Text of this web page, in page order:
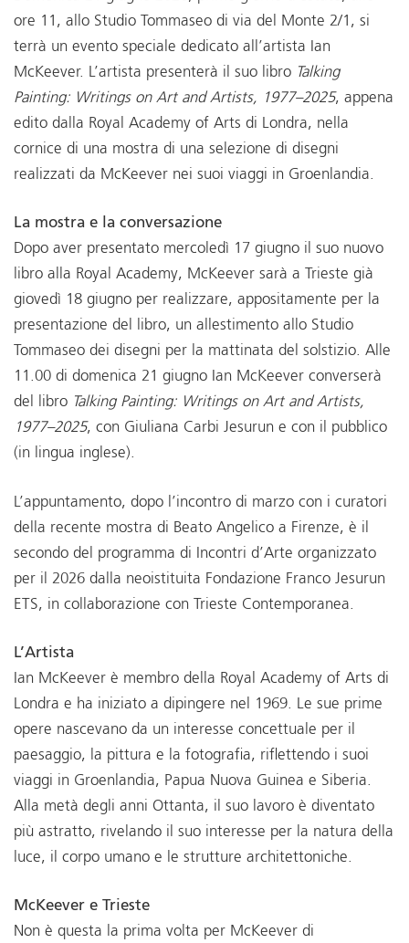
ore 11, allo Studio Tommaseo di via del Monte 2/1, si
terrà un evento speciale dedicato all’artista Ian
McKeever. L’artista presenterà il suo libro Talking
Painting: Writings on Art and Artists, 1977–2025, appena
edito dalla Royal Academy of Arts di Londra, nella
cornice di una mostra di una selezione di disegni
realizzati da McKeever nei suoi viaggi in Groenlandia.
La mostra e la conversazione
Dopo aver presentato mercoledì 17 giugno il suo nuovo
libro alla Royal Academy, McKeever sarà a Trieste già
giovedì 18 giugno per realizzare, appositamente per la
presentazione del libro, un allestimento allo Studio
Tommaseo dei disegni per la mattinata del solstizio. Alle
11.00 di domenica 21 giugno Ian McKeever converserà
del libro Talking Painting: Writings on Art and Artists,
1977–2025, con Giuliana Carbi Jesurun e con il pubblico
(in lingua inglese).
L’appuntamento, dopo l’incontro di marzo con i curatori
della recente mostra di Beato Angelico a Firenze, è il
secondo del programma di Incontri d’Arte organizzato
per il 2026 dalla neoistituita Fondazione Franco Jesurun
ETS, in collaborazione con Trieste Contemporanea.
L’Artista
Ian McKeever è membro della Royal Academy of Arts di
Londra e ha iniziato a dipingere nel 1969. Le sue prime
opere nascevano da un interesse concettuale per il
paesaggio, la pittura e la fotografia, riflettendo i suoi
viaggi in Groenlandia, Papua Nuova Guinea e Siberia.
Alla metà degli anni Ottanta, il suo lavoro è diventato
più astratto, rivelando il suo interesse per la natura della
luce, il corpo umano e le strutture architettoniche.
McKeever e Trieste
Non è questa la prima volta per McKeever di